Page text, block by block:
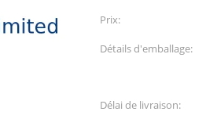
commande min:
Prix:
Détails d'emballage:
Délai de livraison: